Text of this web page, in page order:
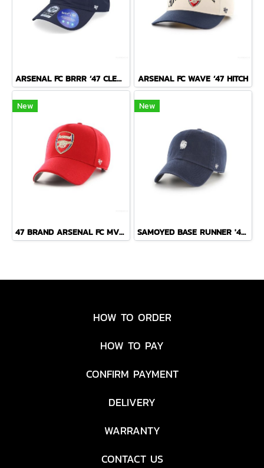
ARSENAL FC BRRR ’47 CLEAN UP ARSENAL FC WAVE ’47 HITCH
New
47 BRAND ARSENAL FC MVP CAP
New
SAMOYED BASE RUNNER '47 CLEAN UP NAVY
HOW TO ORDER
HOW TO PAY
CONFIRM PAYMENT
DELIVERY
WARRANTY
CONTACT US